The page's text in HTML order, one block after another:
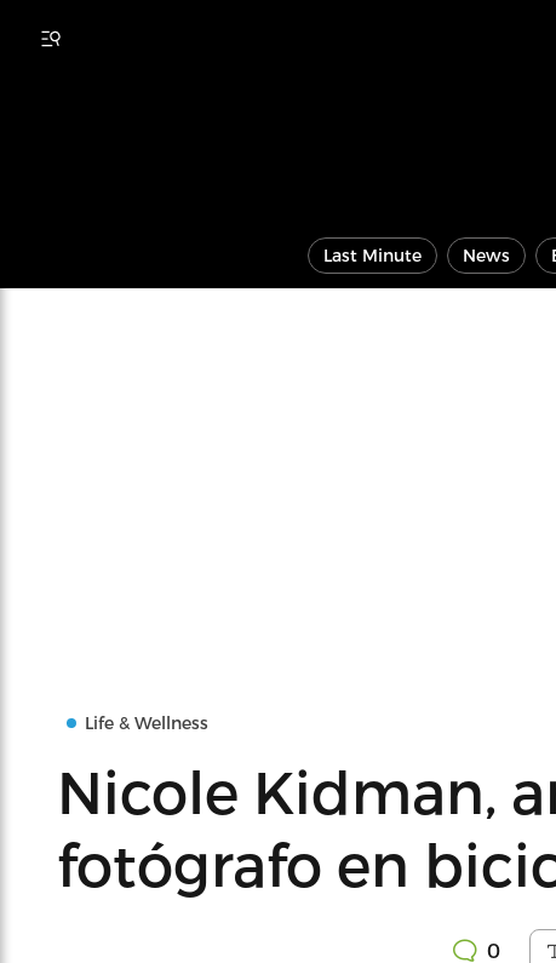
Last Minute News
Life & Wellness
Nicole Kidman,
fotógrafo en
0